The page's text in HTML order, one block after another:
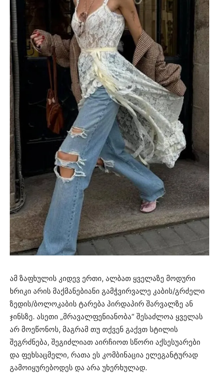
ამ ზაფხულის კიდევ ერთი, ალბათ ყველაზე მოდური
ხრიკი არის მაქმანებიანი გამჭვირვალე კაბის/გრძელი
ზედის/ბოლოკაბის ტარება პირდაპირ შარვალზე ან
ჯინსზე. ასეთი „მრავალფენიანობა“ შესაძლოა ყველას
არ მოეწონოს, მაგრამ თუ თქვენ გაქვთ სტილის
შეგრძნება, შეგიძლიათ აირჩიოთ სწორი აქსესუარები
და ფეხსაცმელი, რათა ეს კომბინაცია ელეგანტურად
გამოიყურებოდეს და არა უხერხულად.